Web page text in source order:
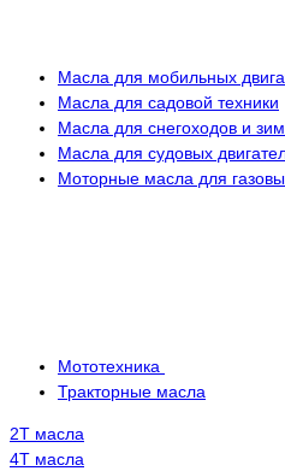
Масла для мобильных
Масла для садовой техники
Масла для снегоходов и
Масла для судовых
Моторные масла для
Мототехника
Тракторные масла
2Т масла
4Т масла